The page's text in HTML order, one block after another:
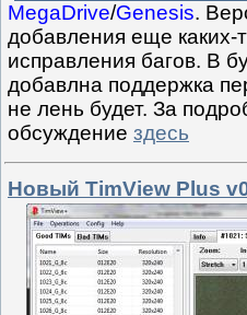
MegaDrive/Genesis.
добавления еще
исправления багов. В
добавлна поддержка
не лень будет. За
обсуждение здесь
Новый TimView Plus